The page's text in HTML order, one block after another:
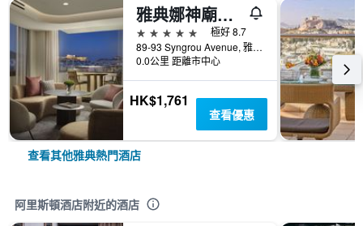
雅典娜神廟洲際酒店
5星級
極好 8.7
89-93 Syngrou Avenue, 雅典, 希臘
0.0公里 距離市中心
HK$1,761
查看優惠
查看其他雅典熱門酒店
阿里斯頓酒店附近的酒店